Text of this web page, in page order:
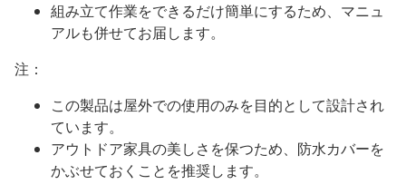
組み立て作業をできるだけ簡単にするため、マニュ
アルも併せてお届します。
注：
この製品は屋外での使用のみを目的として設計され
ています。
アウトドア家具の美しさを保つため、防水カバーを
かぶせておくことを推奨します。